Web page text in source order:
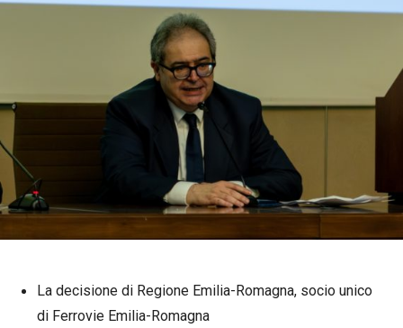
La decisione di Regione Emilia-Romagna, socio unico
di Ferrovie Emilia-Romagna